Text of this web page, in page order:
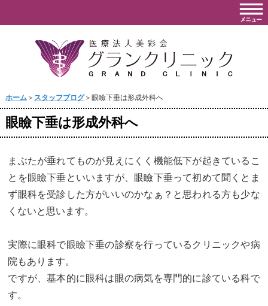
ホーム＞ スタッフブログ＞眼瞼下垂は形成外科へ
眼瞼下垂は形成外科へ
まぶたが垂れてものが見えにくく機能低下が起きているこ
とを眼瞼下垂といいますが、眼瞼下垂って初めて聞くとま
ず眼科を受診した方がいいのかなぁ？と思われる方も少な
くないと思います。
実際に眼科で眼瞼下垂の診察を行っているクリニックや病
院もあります。
ですが、基本的に眼科は眼の病気を専門的に診ている科で
す。